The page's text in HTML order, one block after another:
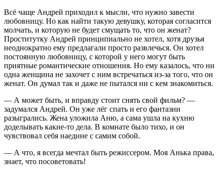
Всё чаще Андрей приходил к мысли, что нужно завести
любовницу. Но как найти такую девушку, которая согласится
молчать, и которую не будет смущать то, что он женат?
Проститутку Андрей принципиально не хотел, хотя друзья
неоднократно ему предлагали просто развлечься. Он хотел
постоянную любовницу, с которой у него могут быть
приятные романтические отношения. Но ему казалось, что ни
одна женщина не захочет с ним встречаться из-за того, что он
женат. Он думал так и даже не пытался ни с кем знакомиться.
— А может быть, и вправду стоит снять свой фильм? —
задумался Андрей. Он уже лёг спать и его фантазии
разыгрались. Жена уложила Аню, а сама ушла на кухню
доделывать какие-то дела. В комнате было тихо, и он
чувствовал себя наедине с самим собой.
— А что, я всегда мечтал быть режиссером. Моя Анька права,
знает, что посоветовать!